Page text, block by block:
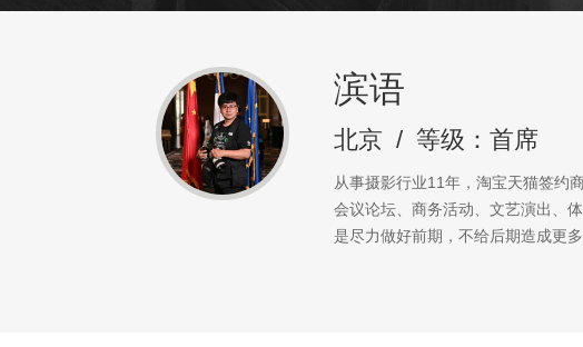
滨语
北京 / 等级：首席
从事摄影行业11年，淘宝天猫签约
会议论坛、商务活动、文艺演出、
是尽力做好前期，不给后期造成更